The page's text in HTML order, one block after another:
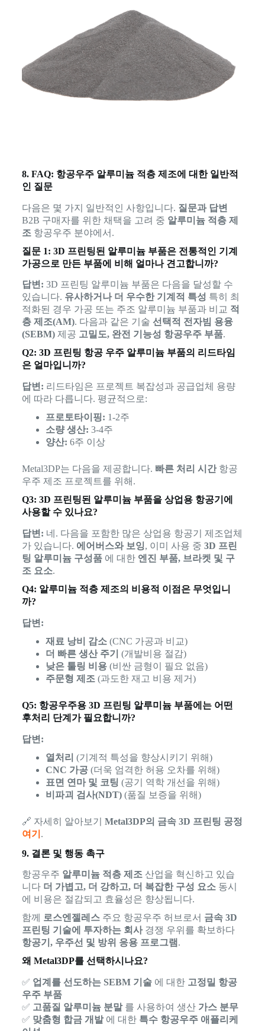
8. FAQ: 항공우주 알루미늄 적층 제조에 대한 일반적
인 질문
다음은 몇 가지 일반적인 사항입니다. 질문과 답변
B2B 구매자를 위한 채택을 고려 중 알루미늄 적층 제
조 항공우주 분야에서.
질문 1: 3D 프린팅된 알루미늄 부품은 전통적인 기계
가공으로 만든 부품에 비해 얼마나 견고합니까?
답변: 3D 프린팅 알루미늄 부품은 다음을 달성할 수
있습니다. 유사하거나 더 우수한 기계적 특성 특히 최
적화된 경우 가공 또는 주조 알루미늄 부품과 비교 적
층 제조(AM). 다음과 같은 기술 선택적 전자빔 용융
(SEBM)제공 고밀도, 완전 기능성 항공우주 부품.
Q2: 3D 프린팅 항공 우주 알루미늄 부품의 리드타임
은 얼마입니까?
답변: 리드타임은 프로젝트 복잡성과 공급업체 용량
에 따라 다릅니다. 평균적으로:
프로토타이핑: 1-2주
소량 생산: 3-4주
양산: 6주 이상
Metal3DP는 다음을 제공합니다. 빠른 처리 시간항공
우주 제조 프로젝트를 위해.
Q3: 3D 프린팅된 알루미늄 부품을 상업용 항공기에
사용할 수 있나요?
답변: 네. 다음을 포함한 많은 상업용 항공기 제조업체
가 있습니다. 에어버스와 보잉, 이미 사용 중 3D 프린
팅 알루미늄 구성품에 대한 엔진 부품, 브라켓 및 구
조 요소.
Q4: 알루미늄 적층 제조의 비용적 이점은 무엇입니
까?
답변:
재료 낭비 감소(CNC 가공과 비교)
더 빠른 생산 주기 (개발비용 절감)
낮은 툴링 비용(비싼 금형이 필요 없음)
주문형 제조 (과도한 재고 비용 제거)
Q5: 항공우주용 3D 프린팅 알루미늄 부품에는 어떤
후처리 단계가 필요합니까?
답변:
열처리 (기계적 특성을 향상시키기 위해)
CNC 가공(더욱 엄격한 허용 오차를 위해)
표면 연마 및 코팅 (공기 역학 개선을 위해)
비파괴 검사(NDT)(품질 보증을 위해)
🔗 자세히 알아보기 Metal3DP의 금속 3D 프린팅 공정
여기 .
9. 결론 및 행동 촉구
항공우주 알루미늄 적층 제조 산업을 혁신하고 있습
니다 더 가볍고, 더 강하고, 더 복잡한 구성 요소동시
에 비용은 절감되고 효율성은 향상됩니다.
함께
로스엔젤레스주요 항공우주 허브로서 금속 3D
프린팅 기술에 투자하는 회사경쟁 우위를 확보하다
항공기, 우주선 및 방위 응용 프로그램 .
왜 Metal3DP를 선택하시나요?
✅ 업계를 선도하는 SEBM 기술에 대한 고정밀 항공
우주 부품
✅ 고품질 알루미늄 분말를 사용하여 생산 가스 분무
✅ 맞춤형 합금 개발에 대한 특수 항공우주 애플리케